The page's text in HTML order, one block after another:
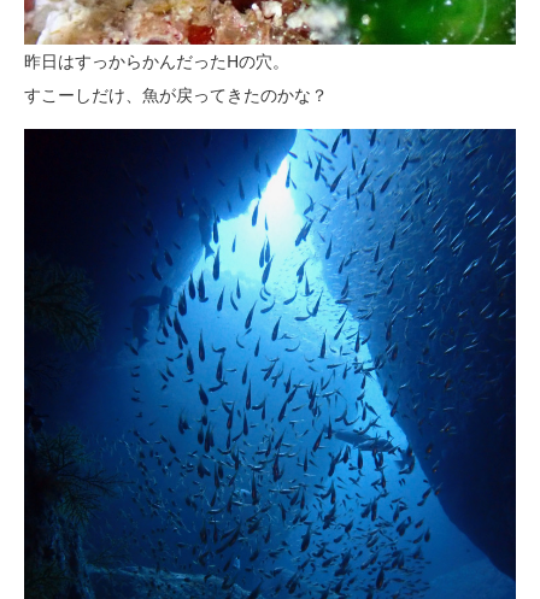
昨日はすっからかんだったHの穴。
すこーしだけ、魚が戻ってきたのかな？